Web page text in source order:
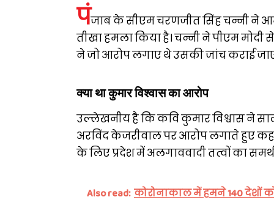
पंजाब के सीएम चरणजीत सिंह चन्नी ने
तीखा हमला किया है। चन्नी ने पीएम
ने जो आरोप लगाए थे उसकी जांच कराई
क्या था कुमार विश्वास का आरोप
उल्लेखनीय है कि कवि कुमार विश्वास ने
अरविंद केजरीवाल पर आरोप लगाते हुए
के लिए प्रदेश में अलगाववादी तत्वों का
Also read: कोरोनाकाल में हमने 140 देशों को